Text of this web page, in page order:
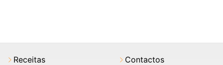
Receitas
Contactos